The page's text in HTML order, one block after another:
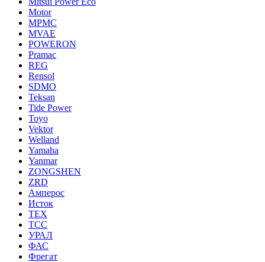
Motor
MPMC
MVAE
POWERON
Pramac
REG
Rensol
SDMO
Teksan
Tide Power
Toyo
Vektor
Welland
Yamaha
Yanmar
ZONGSHEN
ZRD
Амперос
Исток
ТЕХ
ТСС
УРАЛ
ФАС
Фрегат